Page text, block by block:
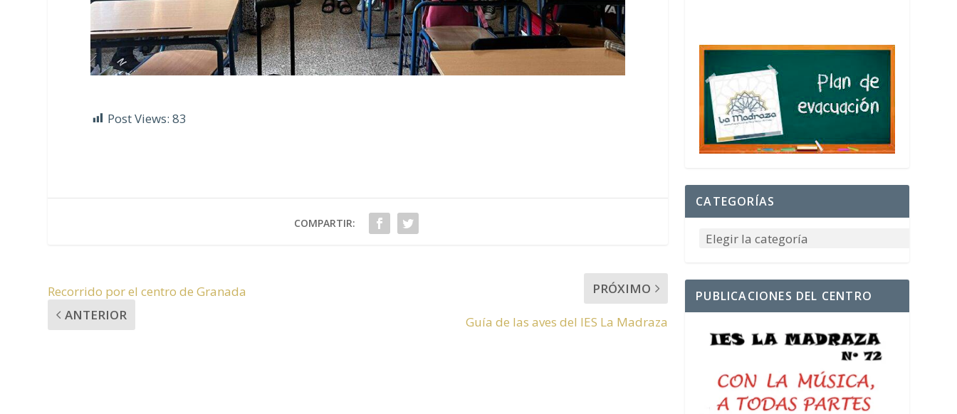
Post Views: 83
COMPARTIR:
Recorrido por el centro de Granada
ANTERIOR
PRÓXIMO
Guía de las aves del IES La Madraza
CATEGORÍAS
PUBLICACIONES DEL CENTRO